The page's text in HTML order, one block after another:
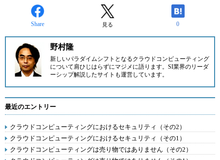
Share 見る 0
野村隆
新しいパラダイムシフトとなるクラウドコンピューティング
について肩ひじはらずにマジメに語ります。 SI業界のリーダ
ーシップ解説したサイト も運営しています。
最近のエントリー
クラウドコンピューティングにおけるセキュリティ（その2）
クラウドコンピューティングにおけるセキュリティ（その1）
クラウドコンピューティングは売り物ではありません（その2）